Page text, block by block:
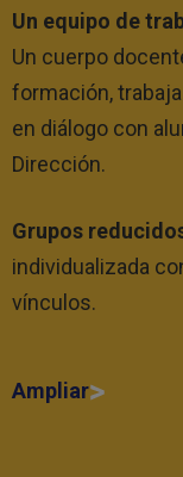
Un equipo de
Un cuerpo
formación,
en diálogo con
Dirección.
Grupos
individualizada
vínculos.
Ampliar